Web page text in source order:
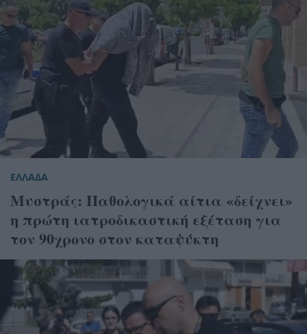
ΕΛΛΑΔΑ
Μυστράς: Παθολογικά αίτια «δείχνει»
η πρώτη ιατροδικαστική εξέταση για
τον 90χρονο στον καταψύκτη